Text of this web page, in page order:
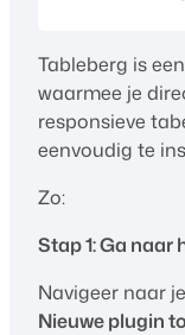
Tableberg is
waarmee je
responsieve
eenvoudig te
Zo:
Stap 1: Ga naar
Navigeer naar
Nieuwe plugin